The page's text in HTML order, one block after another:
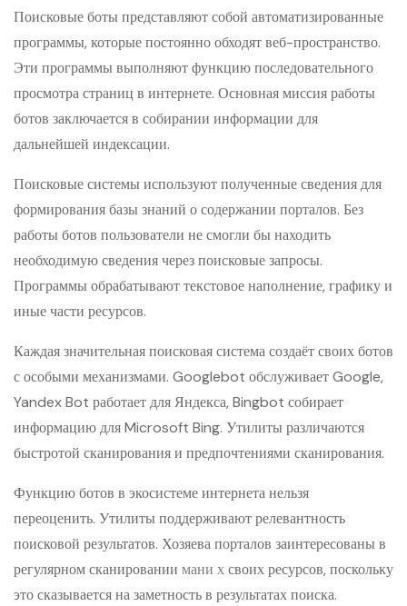
Поисковые боты представляют собой автоматизированные
программы, которые постоянно обходят веб-пространство.
Эти программы выполняют функцию последовательного
просмотра страниц в интернете. Основная миссия работы
ботов заключается в собирании информации для
дальнейшей индексации.
Поисковые системы используют полученные сведения для
формирования базы знаний о содержании порталов. Без
работы ботов пользователи не смогли бы находить
необходимую сведения через поисковые запросы.
Программы обрабатывают текстовое наполнение, графику и
иные части ресурсов.
Каждая значительная поисковая система создаёт своих ботов
с особыми механизмами. Googlebot обслуживает Google,
Yandex Bot работает для Яндекса, Bingbot собирает
информацию для Microsoft Bing. Утилиты различаются
быстротой сканирования и предпочтениями сканирования.
Функцию ботов в экосистеме интернета нельзя
переоценить. Утилиты поддерживают релевантность
поисковой результатов. Хозяева порталов заинтересованы в
регулярном сканировании мани хсвоих ресурсов, поскольку
это сказывается на заметность в результатах поиска.